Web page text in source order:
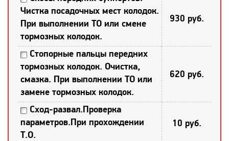
Чистка посадочных мест колодок.
При выполнении ТО или смене
тормозных колодок.
930 руб.
Стопорные пальцы передних
тормозных колодок. Очистка,
смазка. При выполнении ТО или
замене тормозных колодок.
620 руб.
Сход-развал.Проверка
параметров.При прохождении
Т.О.
10 руб.